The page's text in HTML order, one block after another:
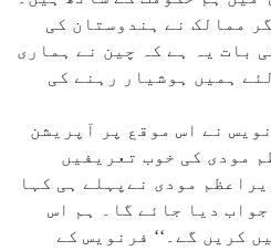
ممالک نے ہندوستان کی
بات یہ ہے کہ چین نے ہماری
ہمیں ہوشیار رہنے کی
نے اس موقع پر آپریشن
مودی کی خوب تعریفیں
مودی نےپہلے ہی کہا
دیا جائے گا۔ ہم اس
کریں گے۔‘‘ فرنویس کے